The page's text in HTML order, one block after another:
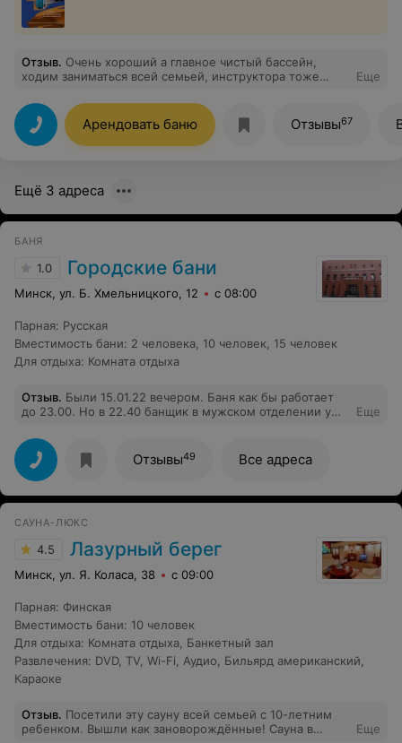
Отзыв. Очень хороший а главное чистый бассейн,
ходим заниматься всей семьей, инструктора тоже
Советую!
Еще
Арендовать баню Отзывы67
Ещё 3 адреса
БАНЯ
1.0 Городские бани
Минск, ул. Б. Хмельницкого, 12 с 08:00
Парная: Русская
Вместимость бани: 2 человека, 10 человек, 15 человек
Для отдыха: Комната отдыха
Отзыв. Были 15.01.22 вечером. Баня как бы работает
до 23.00. Но в 22.40 банщик в мужском отделении уже
за свои деньги я сам не могу решать, где мне
находиться до закрытия - в помывочной, в сауне или в
раздевалке? Ведь суть браслета в том, чтобы я вышел
по времени? Если же персоналу нужно раньше уйти
домой, то на входе об этом должны предупреждать.
понимаю, что если например магазин работает до 23,
то вряд ли продавцы планируют уйти домой с работы в
23.01. Гидропушки в бассейне работали минут 15 из
всех 2-ух часов. Как оказалось потом, нужно искать
кого-то из персонала и просить, чтобы их включили.
18 рублей?
Еще
Отзывы49 Все адреса
САУНА-ЛЮКС
4.5 Лазурный берег
Минск, ул. Я. Коласа, 38 с 09:00
Парная: Финская
Вместимость бани: 10 человек
Для отдыха: Комната отдыха, Банкетный зал
Развлечения: DVD, TV, Wi-Fi, Аудио, Бильярд американский,
Караоке
Отзыв. Посетили эту сауну всей семьей с 10-летним
ребенком. Вышли как зановорождённые! Сауна в
Еще